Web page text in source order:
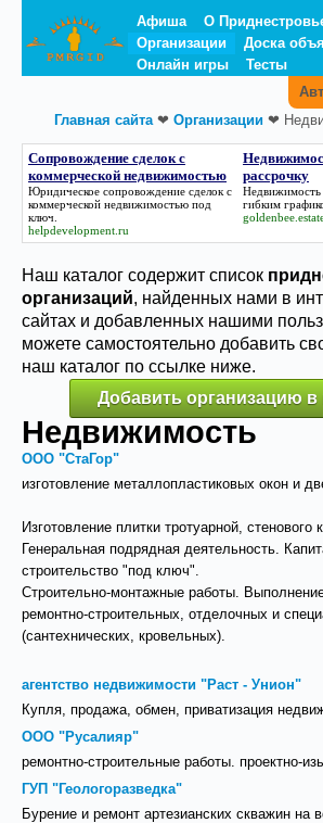
Афиша О
Организации
Доска
Онлайн игры
Тесты
Главная сайта❤ Организации ❤
Сопровождение сделок с
коммерческой недвижимостью
Юридическое сопровождение сделок с
коммерческой недвижимостью под
ключ.
helpdevelopment.ru
рассрочку
Недвижимость
гибким
Наш каталог содержит список
организаций, найденных нами в
сайтах и добавленных нашими
можете самостоятельно добавить
наш каталог по ссылке ниже.
Добавить организацию в
Недвижимость
ООО "СтаГор"
изготовление металлопластиковых окон и
Изготовление плитки тротуарной, стенового
Генеральная подрядная деятельность.
строительство "под ключ".
Строительно-монтажные работы.
ремонтно-строительных, отделочных и
(сантехнических, кровельных).
агентство недвижимости "Раст - Унион"
Купля, продажа, обмен, приватизация
ООО "Русалияр"
ремонтно-строительные работы. проектно-
ГУП "Геологоразведка"
Бурение и ремонт артезианских скважин на